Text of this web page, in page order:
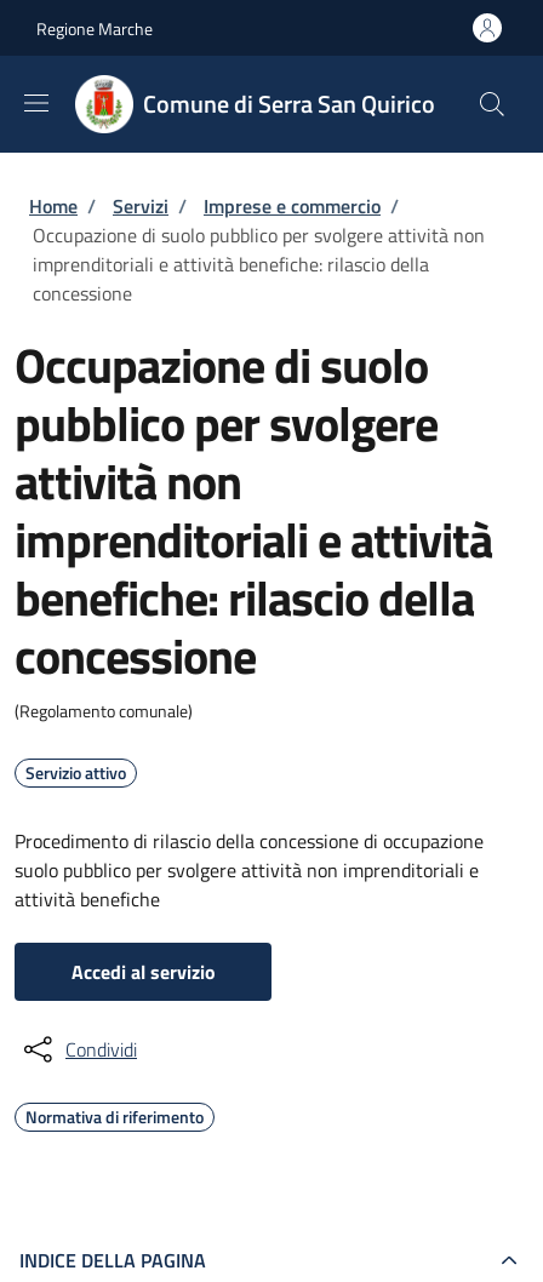
Regione Marche
Comune di Serra San Quirico
Briciole di pane
Home / Servizi / Imprese e commercio /
Occupazione di suolo pubblico per svolgere attività non
imprenditoriali e attività benefiche: rilascio della
concessione
Occupazione di suolo
pubblico per svolgere
attività non
imprenditoriali e attività
benefiche: rilascio della
concessione
(Regolamento comunale)
Servizio attivo
Procedimento di rilascio della concessione di occupazione
suolo pubblico per svolgere attività non imprenditoriali e
attività benefiche
Accedi al servizio
Condividi
Normativa di riferimento
INDICE DELLA PAGINA